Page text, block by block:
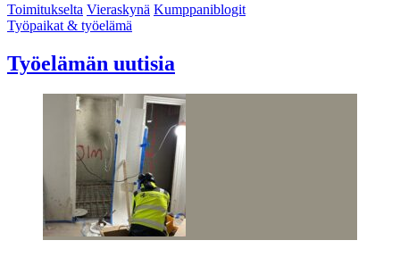
Toimitukselta Vieraskynä Kumppaniblogit
Työpaikat & työelämä
Työelämän uutisia